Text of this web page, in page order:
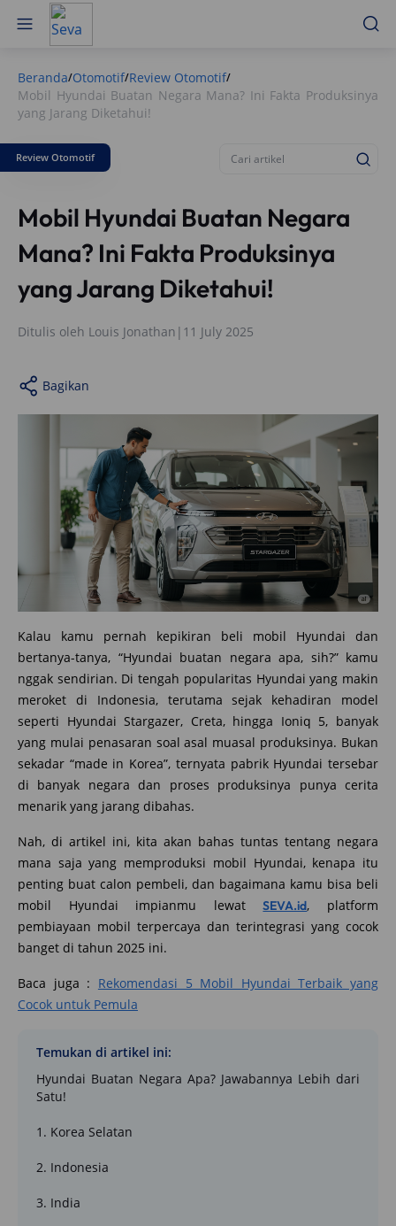
Beranda/Otomotif/Review Otomotif/
Mobil Hyundai Buatan Negara Mana? Ini Fakta Produksinya
yang Jarang Diketahui!
Review Otomotif
Mobil Hyundai Buatan Negara
Mana? Ini Fakta Produksinya
yang Jarang Diketahui!
Ditulis oleh Louis Jonathan | 11 July 2025
Bagikan
Kalau kamu pernah kepikiran beli mobil Hyundai dan
bertanya-tanya, “Hyundai buatan negara apa, sih?” kamu
nggak sendirian. Di tengah popularitas Hyundai yang makin
meroket di Indonesia, terutama sejak kehadiran model
seperti Hyundai Stargazer, Creta, hingga Ioniq 5, banyak
yang mulai penasaran soal asal muasal produksinya. Bukan
sekadar “made in Korea”, ternyata pabrik Hyundai tersebar
di banyak negara dan proses produksinya punya cerita
menarik yang jarang dibahas.
Nah, di artikel ini, kita akan bahas tuntas tentang negara
mana saja yang memproduksi mobil Hyundai, kenapa itu
penting buat calon pembeli, dan bagaimana kamu bisa beli
mobil Hyundai impianmu lewatSEVA.id, platform
pembiayaan mobil terpercaya dan terintegrasi yang cocok
banget di tahun 2025 ini.
Baca juga : Rekomendasi 5 Mobil Hyundai Terbaik yang
Cocok untuk Pemula
Temukan di artikel ini:
Hyundai Buatan Negara Apa? Jawabannya Lebih dari
Satu!
1. Korea Selatan
2. Indonesia
3. India